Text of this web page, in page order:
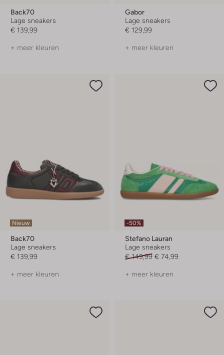
Back70
Lage sneakers
€ 139,99
+ meer kleuren
Gabor
Lage sneakers
€ 129,99
+ meer kleuren
Nieuw
Back70
Lage sneakers
€ 139,99
+ meer kleuren
-50%
Stefano Lauran
Lage sneakers
€ 149,99 € 74,99
+ meer kleuren